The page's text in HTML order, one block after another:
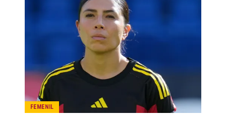
FEMENIL